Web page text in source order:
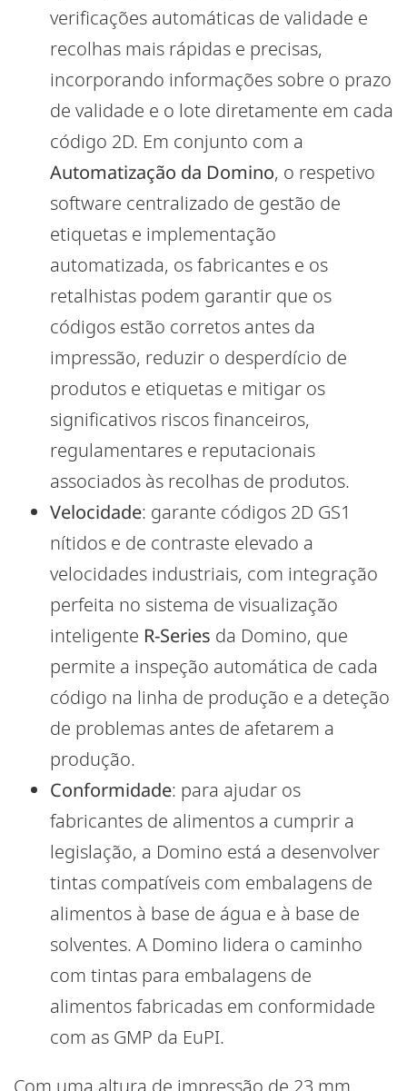
verificações automáticas de validade e
recolhas mais rápidas e precisas,
incorporando informações sobre o prazo
de validade e o lote diretamente em cada
código 2D. Em conjunto com a
Automatização da Domino, o respetivo
software centralizado de gestão de
etiquetas e implementação
automatizada, os fabricantes e os
retalhistas podem garantir que os
códigos estão corretos antes da
impressão, reduzir o desperdício de
produtos e etiquetas e mitigar os
significativos riscos financeiros,
regulamentares e reputacionais
associados às recolhas de produtos.
Velocidade: garante códigos 2D GS1
nítidos e de contraste elevado a
velocidades industriais, com integração
perfeita no sistema de visualização
inteligente R-Series da Domino, que
permite a inspeção automática de cada
código na linha de produção e a deteção
de problemas antes de afetarem a
produção.
Conformidade: para ajudar os
fabricantes de alimentos a cumprir a
legislação, a Domino está a desenvolver
tintas compatíveis com embalagens de
alimentos à base de água e à base de
solventes. A Domino lidera o caminho
com tintas para embalagens de
alimentos fabricadas em conformidade
com as GMP da EuPI.
Com uma altura de impressão de 23 mm,